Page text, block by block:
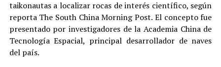
taikonautas a localizar rocas de interés científico, según
reporta The South China Morning Post. El concepto fue
presentado por investigadores de la Academia China de
Tecnología Espacial, principal desarrollador de naves
del país.